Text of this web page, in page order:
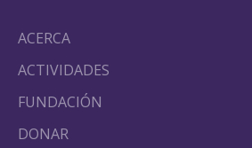
ACERCA
ACTIVIDADES
FUNDACIÓN
DONAR